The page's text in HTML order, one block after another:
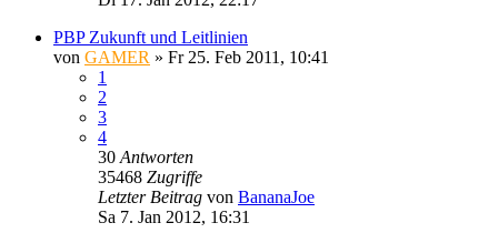
PBP Zukunft und Leitlinien
von GAMER » Fr 25. Feb 2011, 10:41
1
2
3
4
30 Antworten
35468 Zugriffe
Letzter Beitrag von BananaJoe
Sa 7. Jan 2012, 16:31